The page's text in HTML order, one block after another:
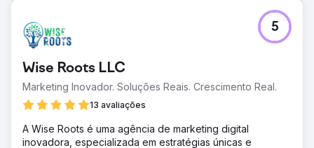
Wise Roots LLC
Marketing Inovador. Soluções Reais. Crescimento Real.
13 avaliações
5
A Wise Roots é uma agência de marketing digital
inovadora, especializada em estratégias únicas e